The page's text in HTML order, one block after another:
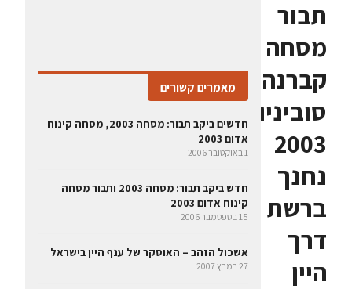
תבור
מסחה
קברנה
סוביניון
2003
נחנך
ברשת
דרך
היין
מאמרים קשורים
חדשים ביקב תבור: מסחה 2003, מסחה קינוח
אדום 2003
1 באוקטובר 2006
חדש ביקב תבור: מסחה 2003 ותבור מסחה
קינוח אדום 2003
15 בספטמבר 2006
אשכול הזהב – האוסקר של ענף היין בישראל
27 במרץ 2007